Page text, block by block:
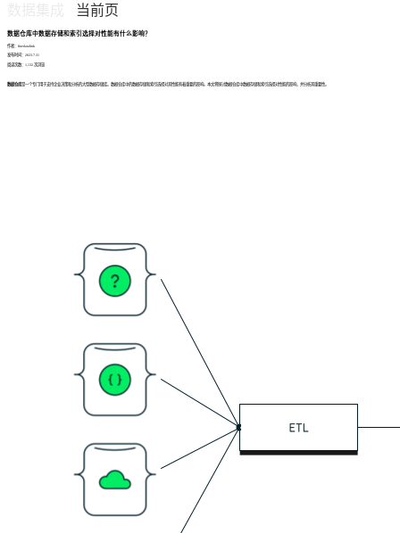
当前页
数据仓库中数据存储和索引选择对性能有什么影响？
作者：finedatalink
发布时间：2023.7.31
阅读次数：1,132 次浏览
数据仓库是一个专门用于支持企业决策和分析的大型数据存储库。数据仓库中的数据存储和索引选择对其性能有着重要的影响。本文将探讨数据仓库中数据存储和索引选择对性能的影响，并分析其重要性。